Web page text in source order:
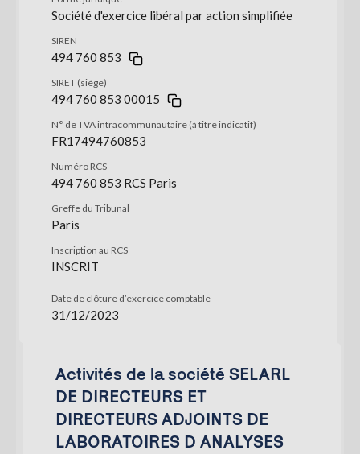
Société d'exercice libéral par action simplifiée
SIREN
494 760 853
SIRET (siège)
494 760 853 00015
N° de TVA intracommunautaire (à titre indicatif)
FR17494760853
Numéro RCS
494 760 853 RCS Paris
Greffe du Tribunal
Paris
Inscription au RCS
INSCRIT
Date de clôture d’exercice comptable
31/12/2023
Activités de la société SELARL
DE DIRECTEURS ET
DIRECTEURS ADJOINTS DE
LABORATOIRES D ANALYSES